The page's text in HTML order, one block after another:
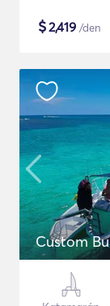
$2,419 /den
Custom